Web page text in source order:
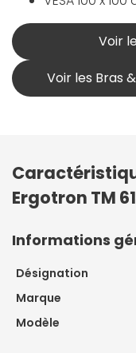
Voir
Voir les Bras
Ergotron TM
Informations
Désignation
Marque
Modèle